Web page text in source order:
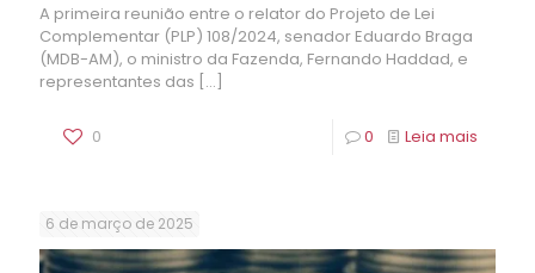
A primeira reunião entre o relator do Projeto de Lei
Complementar (PLP) 108/2024, senador Eduardo Braga
(MDB-AM), o ministro da Fazenda, Fernando Haddad, e
representantes das […]
0 0 Leia mais
6 de março de 2025